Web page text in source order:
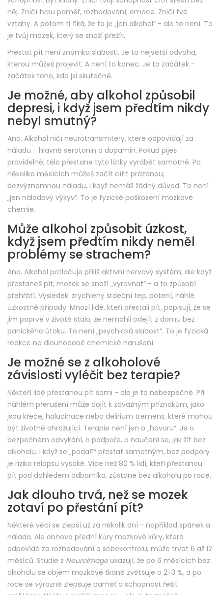
něj. Zničí tvou paměť, rozhodování, emoce. Zničí tvé
vztahy. A potom ti říká, že to je „jen alkohol“ - ale to není. To
je tvůj mozek, který se snaží přežít.
Přestat pít není známka slabosti. Je to největší odvaha,
kterou můžeš projevit. A není to konec. Je to začátek -
začátek toho, kdo jsi skutečně.
Je možné, aby alkohol způsobil
depresi, i když jsem předtím nikdy
nebyl smutný?
Ano. Alkohol ničí neurotransmitery, které odpovídají za
náladu - hlavně serotonin a dopamin. Pokud piješ
pravidelně, tělo přestane tyto látky vyrábět samotné. Po
několika měsících můžeš začít cítit prázdnou,
bezvýznamnou náladu, i když nemáš žádný důvod. To není
„jen náladový výkyv“. To je fyzické poškození mozkové
chemie.
Může alkohol způsobit úzkost,
když jsem předtím nikdy neměl
problémy se strachem?
Ano. Alkohol potlačuje příliš aktivní nervový systém, ale když
přestaneš pít, mozek se snaží „vyrovnat“ - a to způsobí
přehřátí. Výsledek: zrychlený srdeční tep, potení, náhlé
úzkostné případy. Mnozí lidé, kteří přestali pít, popisují, že se
jim poprvé v životě stalo, že nemohli odejít z domu bez
panického útoku. To není „psychická slabost“. To je fyzická
reakce na dlouhodobé chemické narušení.
Je možné se z alkoholové
závislosti vyléčit bez terapie?
Někteří lidé přestanou pít sami - ale je to nebezpečné. Při
náhlém přerušení může dojít k závažným příznakům, jako
jsou křeče, halucinace nebo delirium tremens, které mohou
být životně ohrožující. Terapie není jen o „hovoru“. Je o
bezpečném odvykání, o podpoře, o naučení se, jak žít bez
alkoholu. I když se „podaří“ přestat samotným, bez podpory
je riziko relapsu vysoké. Více než 80 % lidí, kteří přestanou
pít pod dohledem odborníka, zůstane bez alkoholu po roce.
Jak dlouho trvá, než se mozek
zotaví po přestání pít?
Některé věci se zlepší už za několik dní - například spánek a
nálada. Ale obnova přední kůry mozkové kůry, která
odpovídá za rozhodování a sebekontrolu, může trvat 6 až 12
měsíců. Studie z NeuroImage ukazují, že po 6 měsících bez
alkoholu se objem mozkové tkáně zvětšuje o 2-3 %, a po
roce se výrazně zlepšuje paměť a schopnost řešit